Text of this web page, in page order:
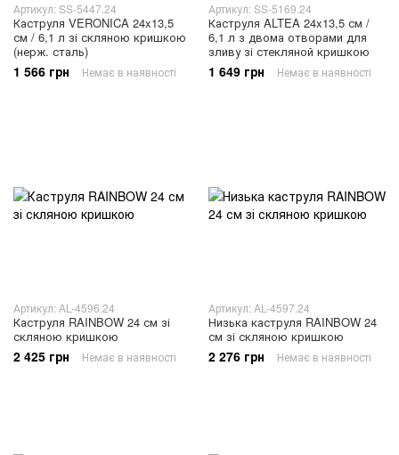
Артикул: SS-5447.24
Каструля VERONICA 24x13,5
см / 6,1 л зі скляною кришкою
(нерж. сталь)
1 566 грн Немає в наявності
Артикул: SS-5169.24
Каструля ALTEA 24x13,5 см /
6,1 л з двома отворами для
зливу зі стекляной кришкою
1 649 грн Немає в наявності
Артикул: AL-4596.24
Каструля RAINBOW 24 см зі
скляною кришкою
2 425 грн Немає в наявності
Артикул: AL-4597.24
Низька каструля RAINBOW 24
см зі скляною кришкою
2 276 грн Немає в наявності